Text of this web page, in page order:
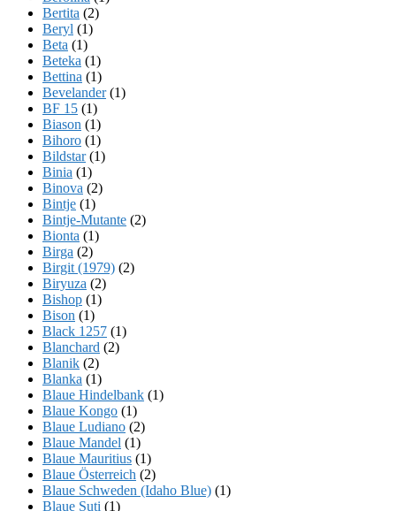
Bertita (2)
Beryl (1)
Beta (1)
Beteka (1)
Bettina (1)
Bevelander(1)
BF 15 (1)
Biason (1)
Bihoro (1)
Bildstar(1)
Binia (1)
Binova (2)
Bintje (1)
Bintje-Mutante (2)
Bionta (1)
Birga (2)
Birgit (1979) (2)
Biryuza (2)
Bishop (1)
Bison (1)
Black 1257 (1)
Blanchard (2)
Blanik (2)
Blanka (1)
Blaue Hindelbank (1)
Blaue Kongo (1)
Blaue Ludiano (2)
Blaue Mandel (1)
Blaue Mauritius (1)
Blaue Österreich (2)
Blaue Schweden (Idaho Blue) (1)
Blaue Suti (1)